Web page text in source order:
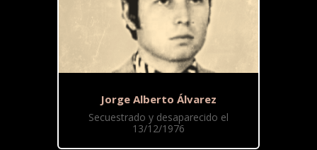
Jorge Alberto Álvarez
Secuestrado y desaparecido el
13/12/1976